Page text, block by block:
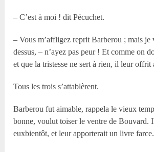
– C’est à moi ! dit Pécuchet.
– Vous m’affligez reprit Barberou ; mais je
dessus, – n’ayez pas peur ! Et comme on
et que la tristesse ne sert à rien, il leur offrit
Tous les trois s’attablèrent.
Barberou fut aimable, rappela le vieux
bonne, voulut toiser le ventre de Bouvard.
euxbientôt, et leur apporterait un livre farce.